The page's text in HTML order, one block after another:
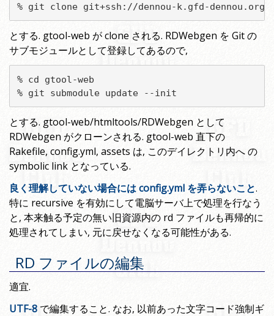
% git clone git+ssh://dennou-k.gfd-dennou.org/
とする. gtool-web が clone される. RDWebgen を Git の
サブモジュールとして登録してあるので,
% cd gtool-web
% git submodule update --init
とする. gtool-web/htmltools/RDWebgen として
RDWebgen がクローンされる. gtool-web 直下の
Rakefile, config.yml, assets は, このデイレクトリ内へ の
symbolic link となっている.
良く理解していない場合には config.yml を弄らないこと.
特に recursive を有効にして電脳サーバ上で処理を行なう
と, 本来触る予定の無い旧資源内の rd ファイルも再帰的に
処理されてしまい, 元に戻せなくなる可能性がある.
RD ファイルの編集
適宜.
UTF-8 で編集すること. なお, 以前あった文字コード強制ギ